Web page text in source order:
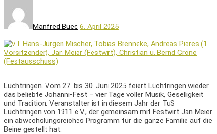
Manfred Bues 6. April 2025
Lüchtringen. Vom 27. bis 30. Juni 2025 feiert Lüchtringen wieder
das beliebte Johanni-Fest – vier Tage voller Musik, Geselligkeit
und Tradition. Veranstalter ist in diesem Jahr der TuS
Lüchtringen von 1911 e.V., der gemeinsam mit Festwirt Jan Meier
ein abwechslungsreiches Programm für die ganze Familie auf die
Beine gestellt hat.